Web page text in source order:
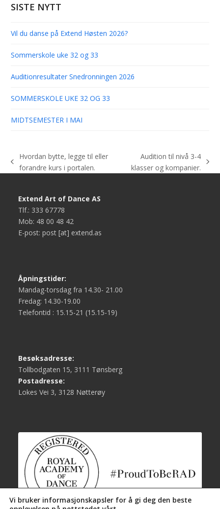
SISTE NYTT
Vil du danse på Extend Høsten 2026?
Sommerskole uke 32 og 33
Auditionresultater Snedronningen 2026
SOMMERSKOLE UKE 32 OG 33
MIDTSEMESTER I MAI
previous
Hvordan bytte, legge til eller
forandre kurs i portalen.
next
Audition til nivå 3-4
klasser og kompanier.
Extend Art of Dance AS
Tlf.: 333 67778
Mob: 48 00 48 42
E-post: post [at] extend.as
Åpningstider:
Mandag-torsdag fra 14.30- 21.00
Fredag: 14.30-19.00
Telefontid : 15.15-21 (15.15-19)
Besøksadresse:
Tollbodgaten 15, 3111 Tønsberg
Postadresse:
Lokes Vei 3, 3128 Nøtterøy
Vi bruker informasjonskapsler for å gi deg den beste